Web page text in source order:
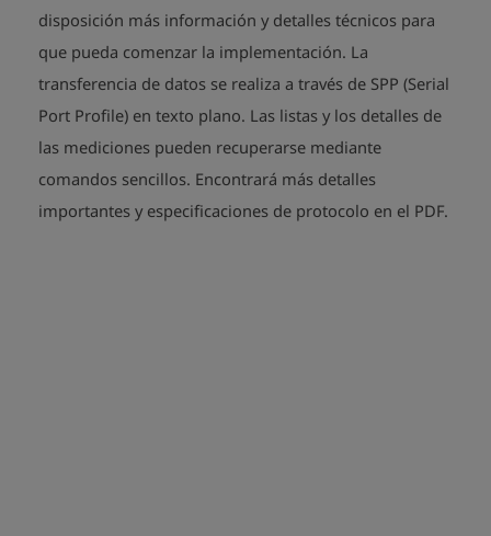
disposición más información y detalles técnicos para
que pueda comenzar la implementación. La
transferencia de datos se realiza a través de SPP (Serial
Port Profile) en texto plano. Las listas y los detalles de
las mediciones pueden recuperarse mediante
comandos sencillos. Encontrará más detalles
importantes y especificaciones de protocolo en el PDF.
play_arrow
play_arrow